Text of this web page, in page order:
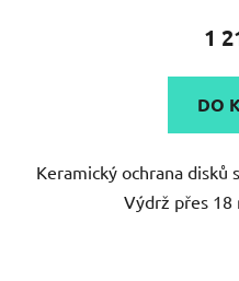
1
DO
Keramický ochrana disků
Výdrž přes 18